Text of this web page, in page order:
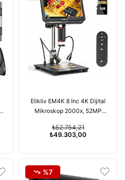
Elikliv EM4K 8 Inc 4K Dijital
Mikroskop 2000x, 52MP
₺49.303,00
₺52.754,21
%7